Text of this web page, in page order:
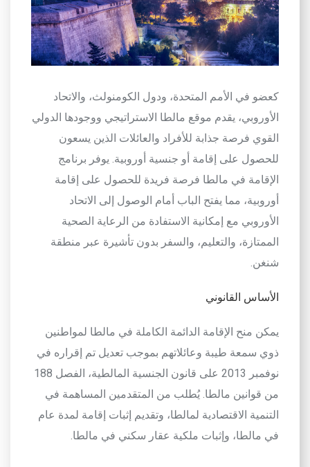
كعضو في الأمم المتحدة، ودول الكومنولث، والاتحاد
الأوروبي، يقدم موقع مالطا الاستراتيجي ووجودها الدولي
القوي فرصة جذابة للأفراد والعائلات الذين يسعون
للحصول على إقامة أو جنسية أوروبية. يوفر برنامج
الإقامة في مالطا فرصة فريدة للحصول على إقامة
أوروبية، مما يفتح الباب أمام الوصول إلى الاتحاد
الأوروبي مع إمكانية الاستفادة من الرعاية الصحية
الممتازة، والتعليم، والسفر بدون تأشيرة عبر منطقة
شنغن
الأساس القانوني
يمكن منح الإقامة الدائمة الكاملة في مالطا لمواطنين
ذوي سمعة طيبة وعائلاتهم بموجب تعديل تم إقراره في
نوفمبر 2013 على قانون الجنسية المالطية، الفصل 188
من قوانين مالطا. يُطلب من المتقدمين المساهمة في
التنمية الاقتصادية لمالطا، وتقديم إثبات إقامة لمدة عام
في مالطا، وإثبات ملكية عقار سكني في مالطا